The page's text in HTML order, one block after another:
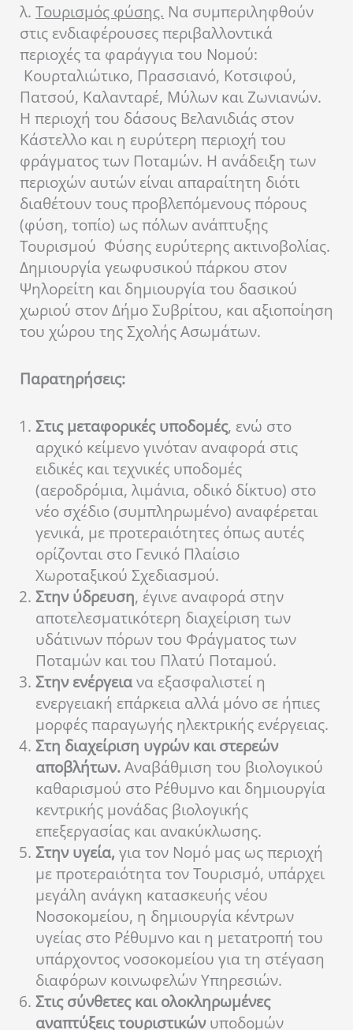
λ. Τουρισμός φύσης. Να συμπεριληφθούν
στις ενδιαφέρουσες περιβαλλοντικά
περιοχές τα φαράγγια του Νομού:
Κουρταλιώτικο, Πρασσιανό, Κοτσιφού,
Πατσού, Καλανταρέ, Μύλων και Ζωνιανών.
Η περιοχή του δάσους Βελανιδιάς στον
Κάστελλο και η ευρύτερη περιοχή του
φράγματος των Ποταμών. Η ανάδειξη των
περιοχών αυτών είναι απαραίτητη διότι
διαθέτουν τους προβλεπόμενους πόρους
(φύση, τοπίο) ως πόλων ανάπτυξης
Τουρισμού Φύσης ευρύτερης ακτινοβολίας.
Δημιουργία γεωφυσικού πάρκου στον
Ψηλορείτη και δημιουργία του δασικού
χωριού στον Δήμο Συβρίτου, και αξιοποίηση
του χώρου της Σχολής Ασωμάτων.
Παρατηρήσεις:
Στις μεταφορικές υποδομές, ενώ στο
αρχικό κείμενο γινόταν αναφορά στις
ειδικές και τεχνικές υποδομές
(αεροδρόμια, λιμάνια, οδικό δίκτυο) στο
νέο σχέδιο (συμπληρωμένο) αναφέρεται
γενικά, με προτεραιότητες όπως αυτές
ορίζονται στο Γενικό Πλαίσιο
Χωροταξικού Σχεδιασμού.
Στην ύδρευση, έγινε αναφορά στην
αποτελεσματικότερη διαχείριση των
υδάτινων πόρων του Φράγματος των
Ποταμών και του Πλατύ Ποταμού.
Στην ενέργειανα εξασφαλιστεί η
ενεργειακή επάρκεια αλλά μόνο σε ήπιες
μορφές παραγωγής ηλεκτρικής ενέργειας.
Στη διαχείριση υγρών και στερεών
αποβλήτων.Αναβάθμιση του βιολογικού
καθαρισμού στο Ρέθυμνο και δημιουργία
κεντρικής μονάδας βιολογικής
επεξεργασίας και ανακύκλωσης.
Στην υγεία, για τον Νομό μας ως περιοχή
με προτεραιότητα τον Τουρισμό, υπάρχει
μεγάλη ανάγκη κατασκευής νέου
Νοσοκομείου, η δημιουργία κέντρων
υγείας στο Ρέθυμνο και η μετατροπή του
υπάρχοντος νοσοκομείου για τη στέγαση
διαφόρων κοινωφελών Υπηρεσιών.
Στις σύνθετες και ολοκληρωμένες
αναπτύξεις τουριστικώνυποδομών